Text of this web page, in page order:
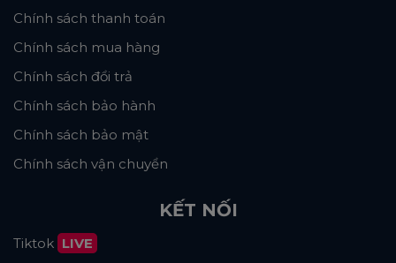
Chính sách thanh toán
Chính sách mua hàng
Chính sách đổi trả
Chính sách bảo hành
Chính sách bảo mật
Chính sách vận chuyển
KẾT NỐI
Tiktok LIVE